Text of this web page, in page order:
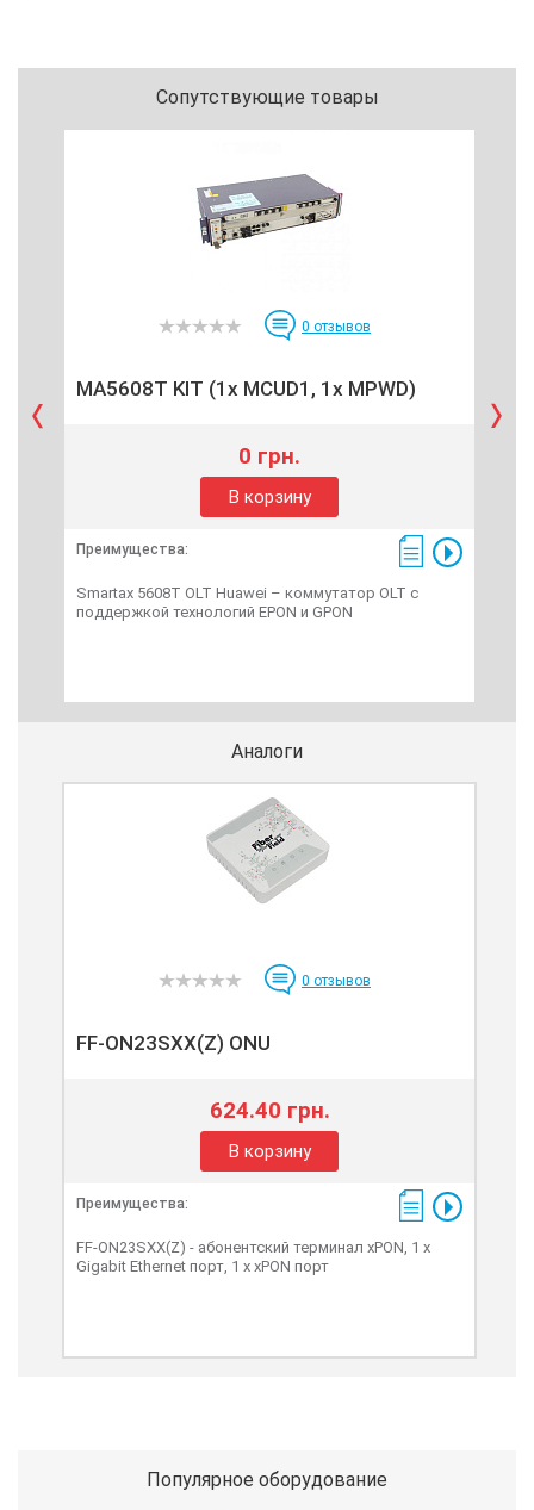
Сопутствующие товары
0 отзывов
MA5608T KIT (1x MCUD1, 1x MPWD)
0 грн.
В корзину
Преимущества:
Smartax 5608T OLT Huawei – коммутатор OLT с
поддержкой технологий EPON и GPON
Аналоги
0 отзывов
FF-ON23SXX(Z) ONU
624.40 грн.
В корзину
Преимущества:
FF-ON23SXX(Z) - абонентский терминал xPON, 1 x
Gigabit Ethernet порт, 1 x xPON порт
Популярное оборудование